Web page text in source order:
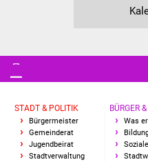
STADT & POLITIK
Bürgermeister
Gemeinderat
Jugendbeirat
Stadtverwaltung
BÜRGER
Was